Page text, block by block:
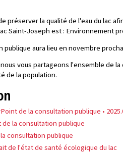
préserver la qualité de l'eau du lac
Saint-Joseph est : Environnement
publique aura lieu en novembre
vous partageons l'ensemble de
de la population.
de la consultation publique •
la consultation publique
consultation publique
de l'état de santé écologique du lac